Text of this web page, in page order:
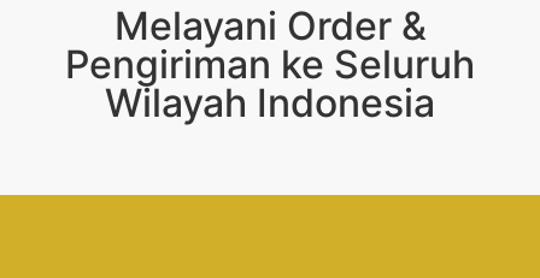
Melayani Order &
Pengiriman ke Seluruh
Wilayah Indonesia